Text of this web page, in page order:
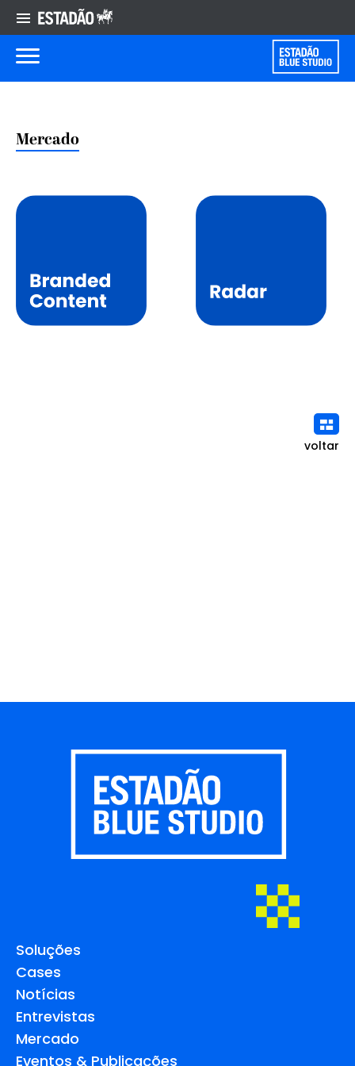
Mercado
voltar
Soluções
Cases
Notícias
Entrevistas
Mercado
Eventos & Publicações